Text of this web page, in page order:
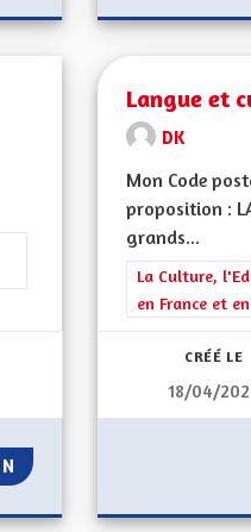
écologiques,
LA CONSOMMATION
RÉDUIRE LA
Langue et
DK
Mon Code
proposition :
grands...
Filtrer les
La Culture,
en France et
CRÉÉ LE
18/04/